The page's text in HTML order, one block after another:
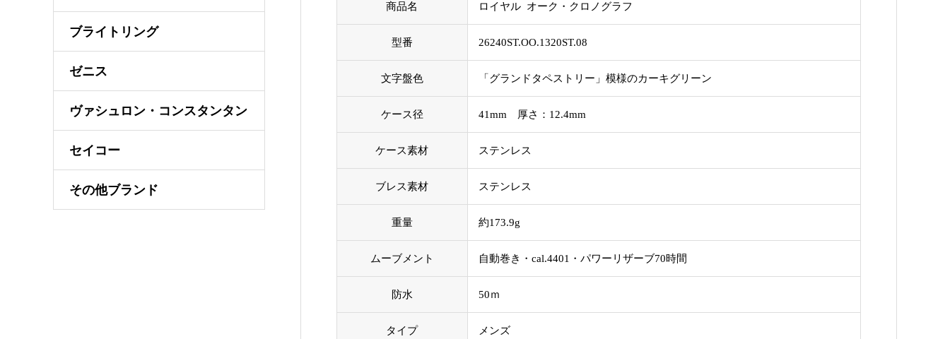
商品名 ロイヤル オーク・クロノグラフ
型番 26240ST.OO.1320ST.08
文字盤色 「グランドタペストリー」模様のカーキグリーン
ケース径 41mm 厚さ：12.4mm
ケース素材 ステンレス
ブレス素材 ステンレス
重量 約173.9g
ムーブメント 自動巻き・cal.4401・パワーリザーブ70時間
防水 50ｍ
タイプ メンズ
ブライトリング
ゼニス
ヴァシュロン・コンスタンタン
セイコー
その他ブランド